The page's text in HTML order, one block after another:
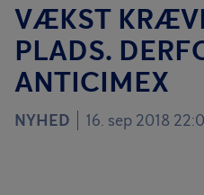
VÆKST
PLADS.
ANTICIMEX
NYHED 16. sep 2018